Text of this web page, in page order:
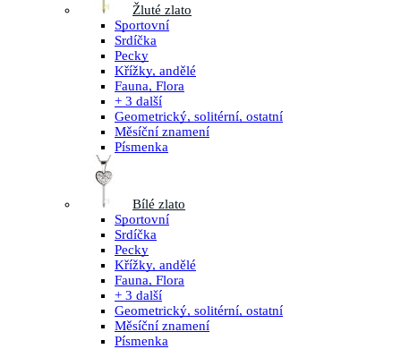
Žluté zlato
Sportovní
Srdíčka
Pecky
Křížky, andělé
Fauna, Flora
+ 3 další
Geometrický, solitérní, ostatní
Měsíční znamení
Písmenka
Bílé zlato
Sportovní
Srdíčka
Pecky
Křížky, andělé
Fauna, Flora
+ 3 další
Geometrický, solitérní, ostatní
Měsíční znamení
Písmenka